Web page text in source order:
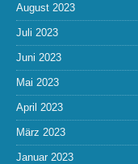
August 2023
Juli 2023
Juni 2023
Mai 2023
April 2023
März 2023
Januar 2023